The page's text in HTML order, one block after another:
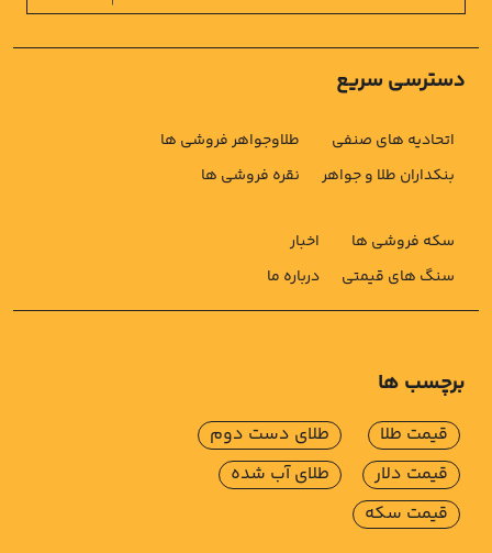
دسترسی سریع
اتحادیه های صنفی
بنکداران طلا و جواهر
طلاوجواهر فروشی ها
نقره فروشی ها
سکه فروشی ها
سنگ های قیمتی
اخبار
درباره ما
برچسب ها
قیمت طلا
قیمت دلار
قیمت سکه
طلای دست دوم
طلای آب شده